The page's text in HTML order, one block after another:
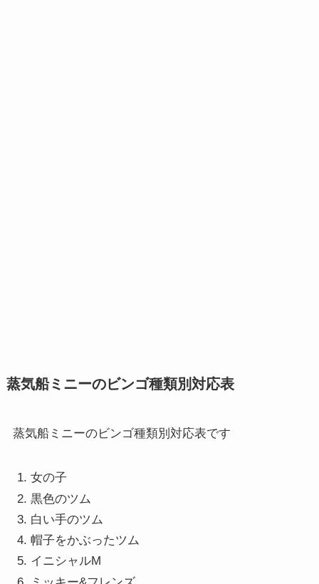
蒸気船ミニーのビンゴ種類別対応表
蒸気船ミニーのビンゴ種類別対応表です
女の子
黒色のツム
白い手のツム
帽子をかぶったツム
イニシャルM